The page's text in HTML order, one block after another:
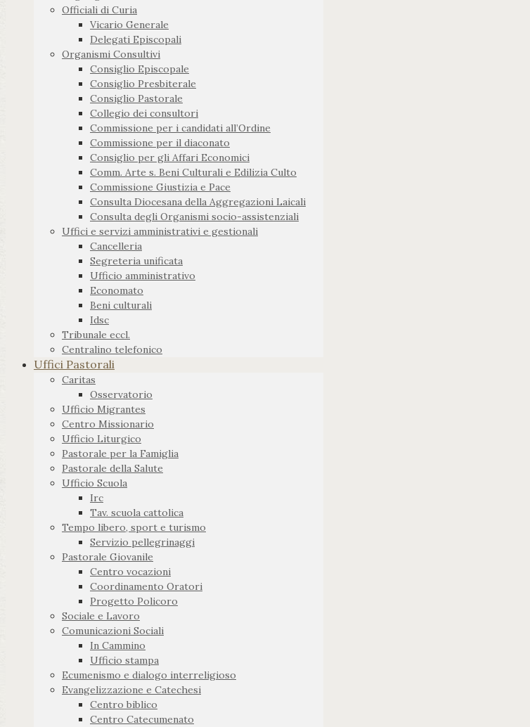
Officiali di Curia
Vicario Generale
Delegati Episcopali
Organismi Consultivi
Consiglio Episcopale
Consiglio Presbiterale
Consiglio Pastorale
Collegio dei consultori
Commissione per i candidati all’Ordine
Commissione per il diaconato
Consiglio per gli Affari Economici
Comm. Arte s. Beni Culturali e Edilizia Culto
Commissione Giustizia e Pace
Consulta Diocesana della Aggregazioni Laicali
Consulta degli Organismi socio-assistenziali
Uffici e servizi amministrativi e gestionali
Cancelleria
Segreteria unificata
Ufficio amministrativo
Economato
Beni culturali
Idsc
Tribunale eccl.
Centralino telefonico
Uffici Pastorali
Caritas
Osservatorio
Ufficio Migrantes
Centro Missionario
Ufficio Liturgico
Pastorale per la Famiglia
Pastorale della Salute
Ufficio Scuola
Irc
Tav. scuola cattolica
Tempo libero, sport e turismo
Servizio pellegrinaggi
Pastorale Giovanile
Centro vocazioni
Coordinamento Oratori
Progetto Policoro
Sociale e Lavoro
Comunicazioni Sociali
In Cammino
Ufficio stampa
Ecumenismo e dialogo interreligioso
Evangelizzazione e Catechesi
Centro biblico
Centro Catecumenato